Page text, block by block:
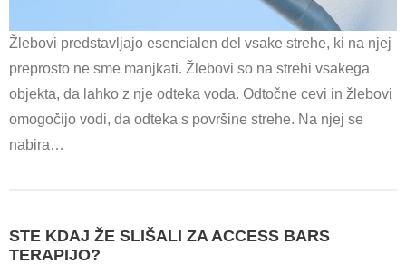
Žlebovi predstavljajo esencialen del vsake strehe, ki na njej
preprosto ne sme manjkati. Žlebovi so na strehi vsakega
objekta, da lahko z nje odteka voda. Odtočne cevi in žlebovi
omogočijo vodi, da odteka s površine strehe. Na njej se
nabira…
STE KDAJ ŽE SLIŠALI ZA ACCESS BARS
TERAPIJO?